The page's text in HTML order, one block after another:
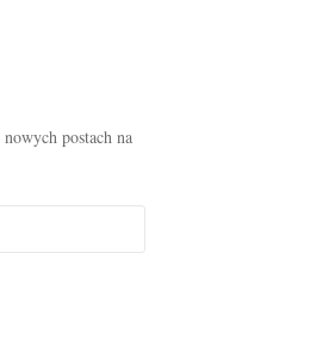
postach na